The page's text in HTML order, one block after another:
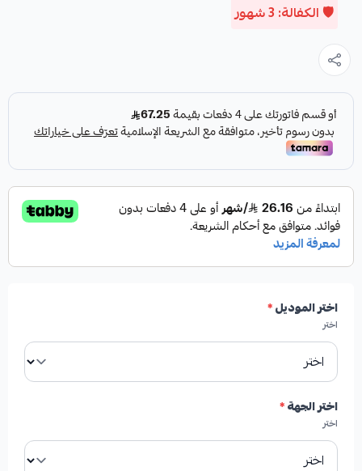
🛡️ الكفالة: 3 شهور
اختر الموديل*
اختر
اختر الجهة*
اختر